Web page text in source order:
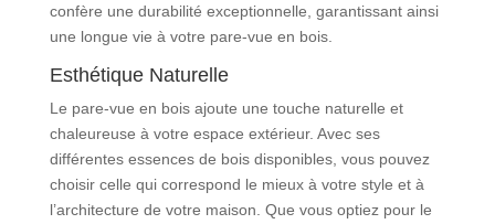
confère une durabilité exceptionnelle, garantissant ainsi
une longue vie à votre pare-vue en bois.
Esthétique Naturelle
Le pare-vue en bois ajoute une touche naturelle et
chaleureuse à votre espace extérieur. Avec ses
différentes essences de bois disponibles, vous pouvez
choisir celle qui correspond le mieux à votre style et à
l’architecture de votre maison. Que vous optiez pour le